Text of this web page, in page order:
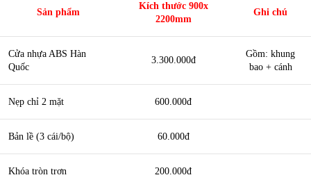
Sản phẩm
Kích thước 900x
2200mm
Ghi chú
Cửa nhựa ABS Hàn
Quốc
3.300.000đ
Gồm: khung
bao + cánh
Nẹp chỉ 2 mặt 600.000đ
Bản lề (3 cái/bộ) 60.000đ
Khóa tròn trơn 200.000đ